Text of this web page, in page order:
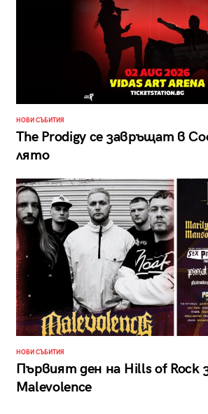
НОВИ СЪБИТИЯ
The Prodigy се завръщат в
лято
НОВИ СЪБИТИЯ
Първият ден на Hills of Rock
Malevolence